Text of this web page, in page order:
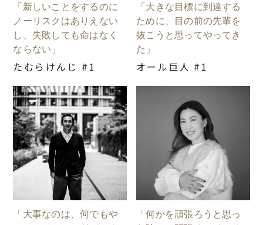
「新しいことをするのに
ノーリスクはありえない
し、失敗しても命はなく
ならない」
たむらけんじ #1
「大きな目標に到達する
ために、目の前の先輩を
抜こうと思ってやってき
た」
オール巨人 #1
「大事なのは、何でもや
「何かを頑張ろうと思っ